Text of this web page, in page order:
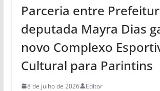
Parceria entre
deputada Mayra Dias
novo Complexo
Cultural para Parintins
8 de julho de 2026 Editor